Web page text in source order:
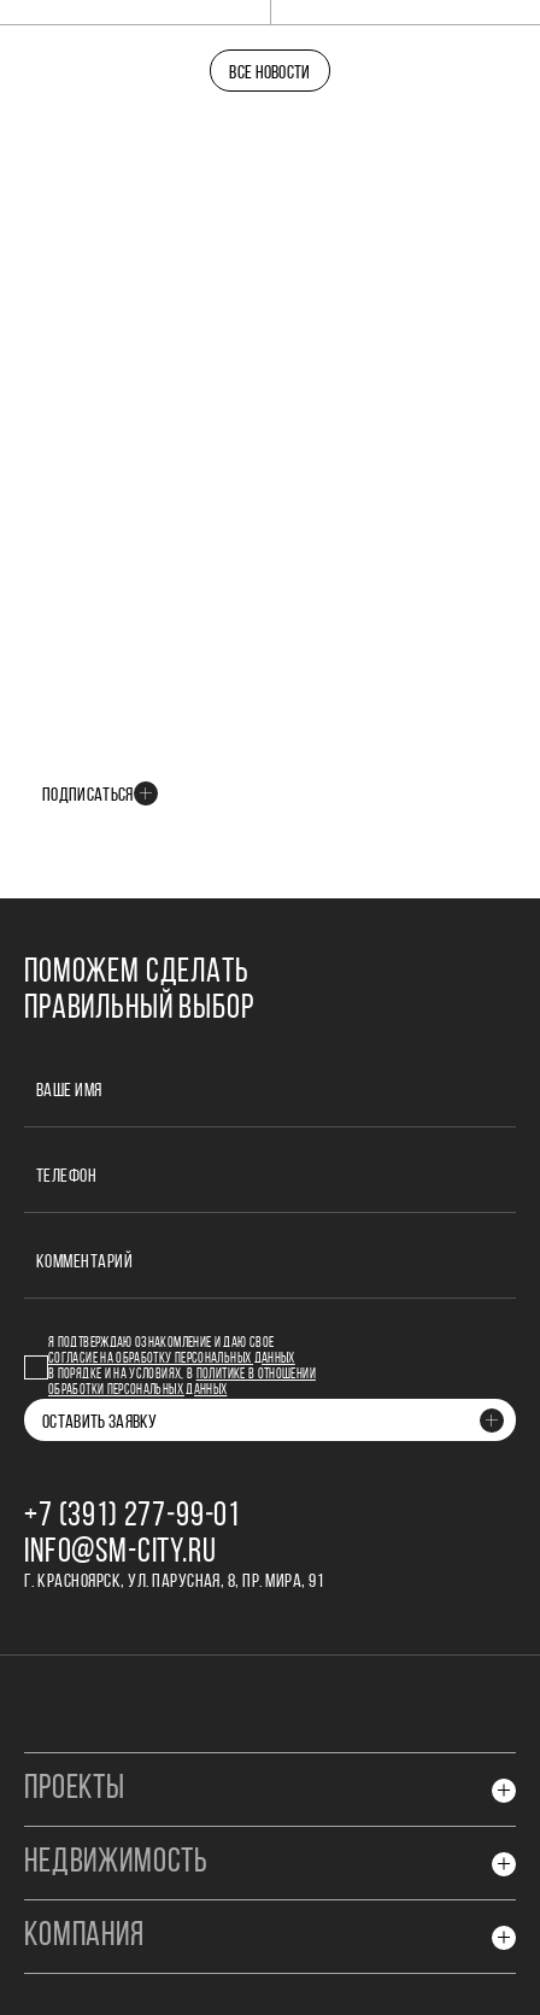
ВСЕ НОВОСТИ
ПОДПИСАТЬСЯ
ПОМОЖЕМ СДЕЛАТЬ
ПРАВИЛЬНЫЙ ВЫБОР
ВАШЕ ИМЯ
ТЕЛЕФОН
КОММЕНТАРИЙ
Я ПОДТВЕРЖДАЮ ОЗНАКОМЛЕНИЕ И ДАЮ СВОЕ
СОГЛАСИЕ НА ОБРАБОТКУ ПЕРСОНАЛЬНЫХ ДАННЫХ
В ПОРЯДКЕ И НА УСЛОВИЯХ, В ПОЛИТИКЕ В ОТНОШЕНИИ
ОБРАБОТКИ ПЕРСОНАЛЬНЫХ ДАННЫХ
ОСТАВИТЬ ЗАЯВКУ
+7 (391) 277‒99‒01
INFO@SM-CITY.RU
Г. КРАСНОЯРСК, УЛ. ПАРУСНАЯ, 8, ПР. МИРА, 91
ПРОЕКТЫ
НЕДВИЖИМОСТЬ
КОМПАНИЯ